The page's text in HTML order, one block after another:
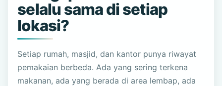
selalu sama di setiap
lokasi?
Setiap rumah, masjid, dan kantor punya riwayat
pemakaian berbeda. Ada yang sering terkena
makanan, ada yang berada di area lembap, ada